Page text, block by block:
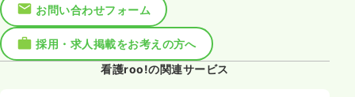
お問い合わせフォーム
採用・求人掲載をお考えの方へ
看護roo!の関連サービス